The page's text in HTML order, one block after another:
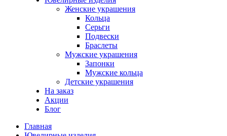
Женские украшения
Кольца
Серьги
Подвески
Браслеты
Мужские украшения
Запонки
Мужские кольца
Детские украшения
На заказ
Акции
Блог
Главная